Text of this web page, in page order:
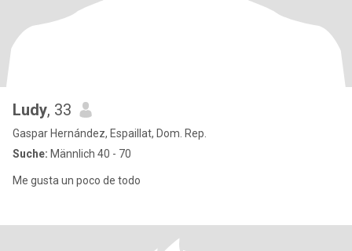
Ludy, 33
Gaspar Hernández, Espaillat, Dom. Rep.
Suche: Männlich 40 - 70
Me gusta un poco de todo